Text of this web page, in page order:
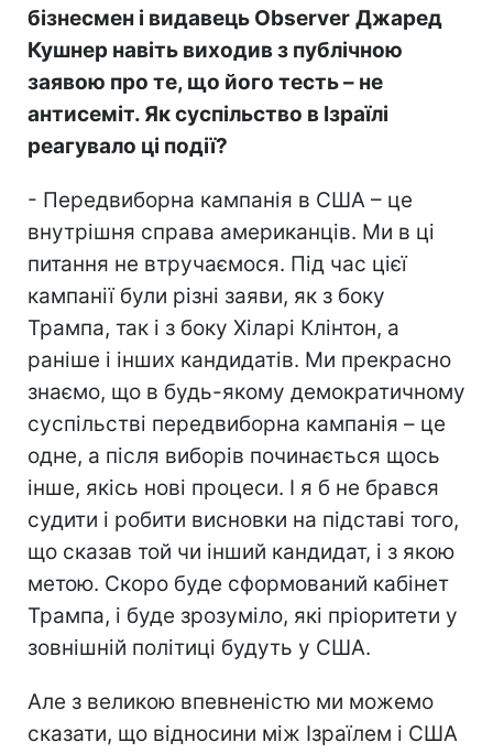
бізнесмен і видавець Observer Джаред
Кушнер навіть виходив з публічною
заявою про те, що його тесть – не
антисеміт. Як суспільство в Ізраїлі
реагувало ці події?
- Передвиборна кампанія в США – це
внутрішня справа американців. Ми в ці
питання не втручаємося. Під час цієї
кампанії були різні заяви, як з боку
Трампа, так і з боку Хіларі Клінтон, а
раніше і інших кандидатів. Ми прекрасно
знаємо, що в будь-якому демократичному
суспільстві передвиборна кампанія – це
одне, а після виборів починається щось
інше, якісь нові процеси. І я б не брався
судити і робити висновки на підставі того,
що сказав той чи інший кандидат, і з якою
метою. Скоро буде сформований кабінет
Трампа, і буде зрозуміло, які пріоритети у
зовнішній політиці будуть у США.
Але з великою впевненістю ми можемо
сказати, що відносини між Ізраїлем і США